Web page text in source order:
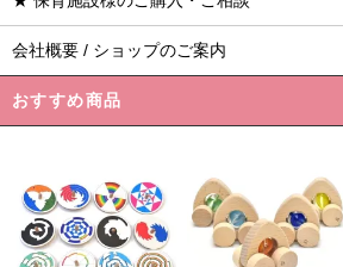
会社概要 / ショップのご案内
おすすめ商品